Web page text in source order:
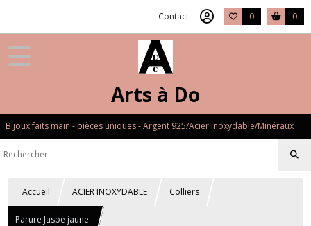
Contact 0 0
Arts à Do
Bijoux faits main - pièces uniques - Argent 925/Acier inoxydable/Minéraux
Accueil ACIER INOXYDABLE Colliers
Parure Jaspe jaune